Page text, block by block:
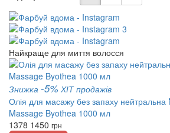
Найкраще для миття волосся
Знижка -5% ХІТ продажів
Олія для масажу без запаху нейтральна
Massage Byothea 1000 мл
1378 1450 грн